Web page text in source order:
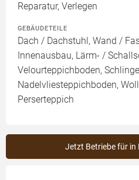
Reparatur, Verlegen
GEBÄUDETEILE
Dach / Dachstuhl, Wand /
Innenausbau, Lärm- /
Velourteppichboden,
Nadelvliesteppichboden,
Perserteppich
Jetzt Betriebe für in